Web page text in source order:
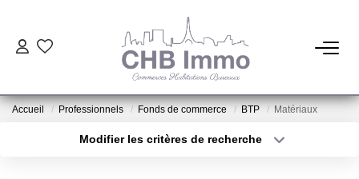
ESTIMATION
Accueil Professionnels Fonds de commerce BTP Matériaux
Modifier les critères de recherche